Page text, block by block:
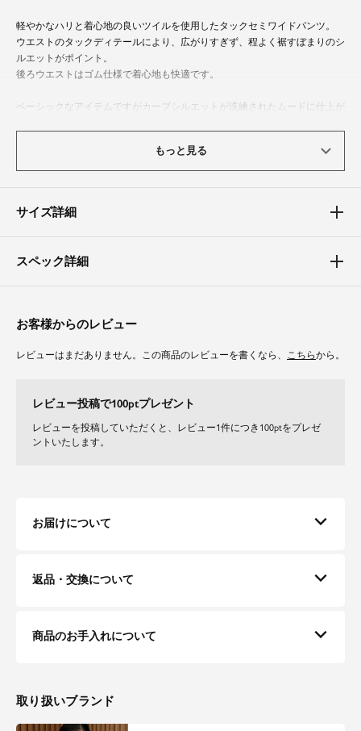
軽やかなハリと着心地の良いツイルを使用したタックセミワイドパンツ。
ウエストのタックディテールにより、広がりすぎず、程よく裾すぼまりのシ
ルエットがポイント。
後ろウエストはゴム仕様で着心地も快適です。
ベーシックなアイテムですがカーブシルエットが洗練されたムードに仕上が
※アイボリーのみ透け防止の為裏地がついています。
体型カバーポイント
なっています。
素材
ご自宅で洗えるのでデイリーにお召しいただけます。
2024年12月17日
もっと見る
サイズ詳細
スペック詳細
お客様からのレビュー
レビューはまだありません。この商品のレビューを書くなら、 こちらから。
レビュー投稿で100ptプレゼント
レビューを投稿していただくと、レビュー1件につき100ptをプレゼ
ントいたします。
お届けについて
返品・交換について
商品のお手入れについて
取り扱いブランド